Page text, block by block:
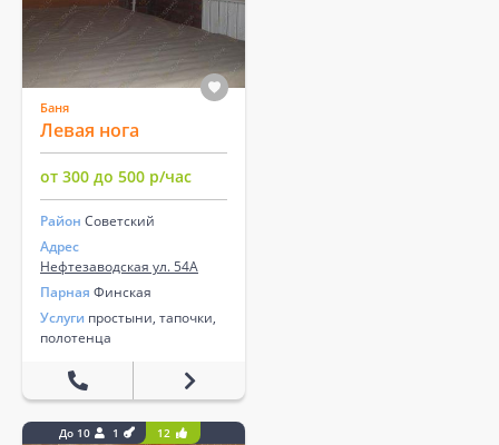
Баня
Левая нога
от 300 до 500 р/час
Район Советский
Адрес
Нефтезаводская ул. 54А
Парная Финская
Услуги простыни, тапочки,
полотенца
До 10 1 12